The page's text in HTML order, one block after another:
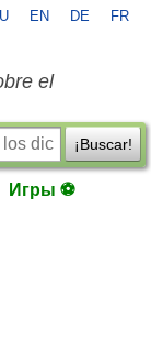
EN DE FR
el
¡Buscar!
Игры ⚽